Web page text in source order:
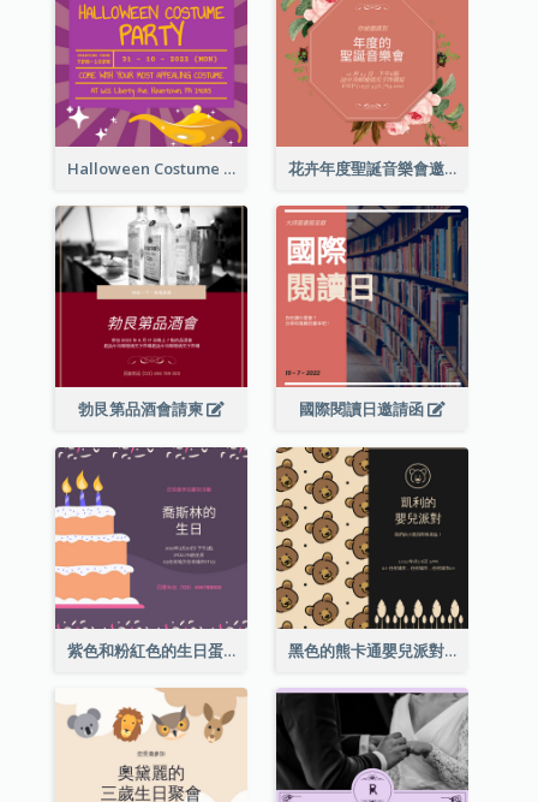
Halloween Costume Party Invitation 花卉年度聖誕音樂會邀請函
勃艮第品酒會請柬 國際閱讀日邀請函
紫色和粉紅色的生日蛋糕插圖聚會請柬 黑色的熊卡通嬰兒派對請柬